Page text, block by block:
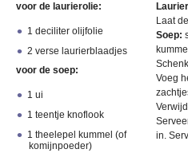
voor de laurierolie:
1 deciliter olijfolie
2 verse laurierblaadjes
voor de soep:
1 ui
1 teentje knoflook
1 theelepel kummel (of
komijnpoeder)
Laat
Soep:
Voeg
in.